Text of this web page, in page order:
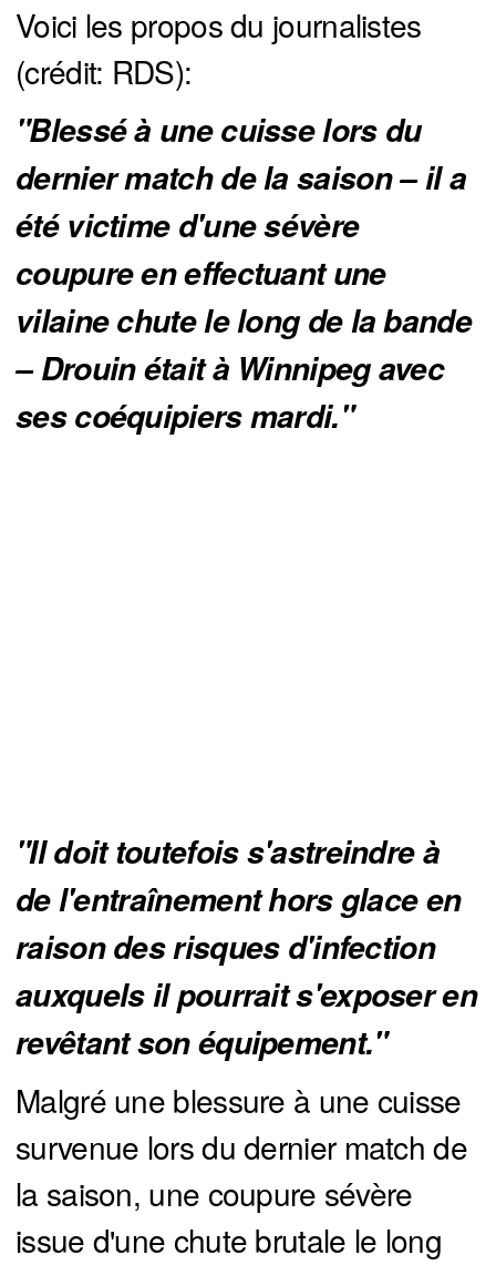
Voici les propos du journalistes
(crédit: RDS):
"Blessé à une cuisse lors du
dernier match de la saison – il a
été victime d'une sévère
coupure en effectuant une
vilaine chute le long de la bande
– Drouin était à Winnipeg avec
ses coéquipiers mardi."
"Il doit toutefois s'astreindre à
de l'entraînement hors glace en
raison des risques d'infection
auxquels il pourrait s'exposer en
revêtant son équipement."
Malgré une blessure à une cuisse
survenue lors du dernier match de
la saison, une coupure sévère
issue d'une chute brutale le long